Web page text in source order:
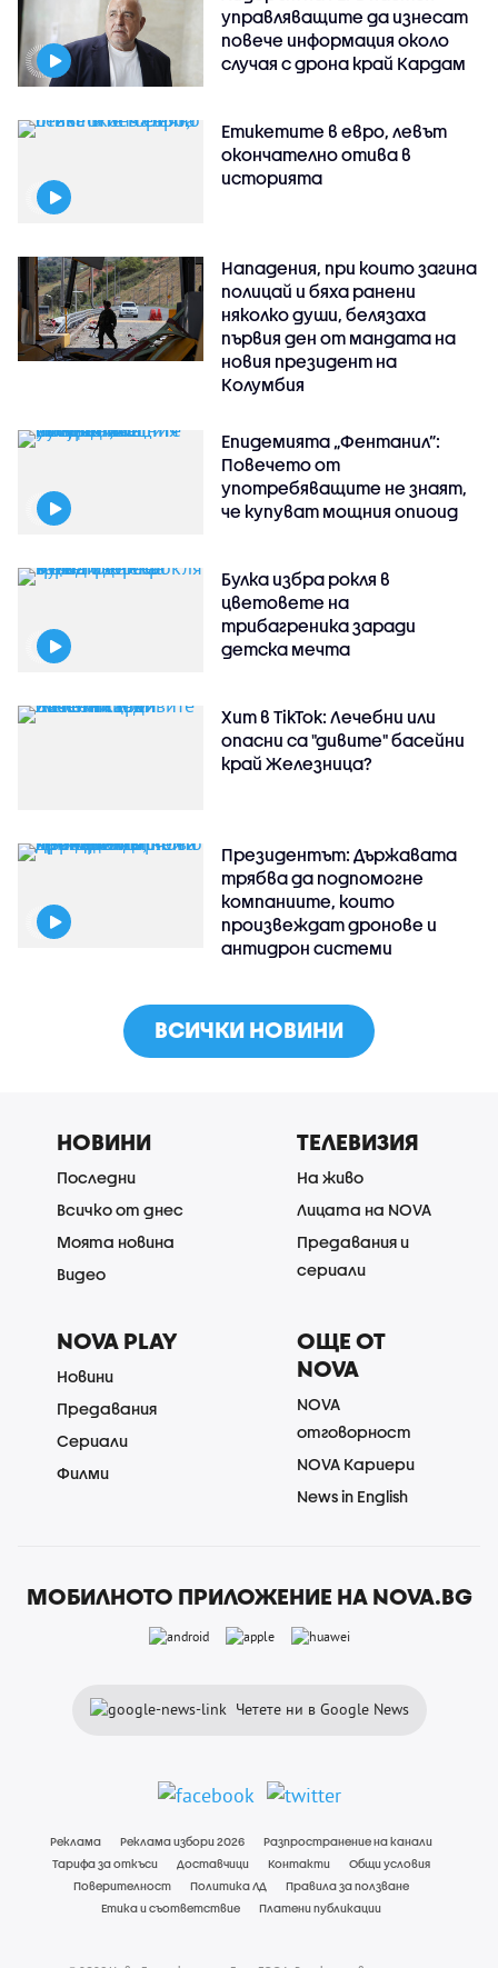
управляващите да изнесат
повече информация около
случая с дрона край Кардам
Етикетите в евро, левът
окончателно отива в
историята
Нападения, при които загина
полицай и бяха ранени
няколко души, белязаха
първия ден от мандата на
новия президент на
Колумбия
Епидемията „Фентанил”:
Повечето от
употребяващите не знаят,
че купуват мощния опиоид
Булка избра рокля в
цветовете на
трибагреника заради
детска мечта
Хит в TikTok: Лечебни или
опасни са "дивите" басейни
край Железница?
Президентът: Държавата
трябва да подпомогне
компаниите, които
произвеждат дронове и
антидрон системи
ВСИЧКИ НОВИНИ
НОВИНИ
Последни
Всичко от днес
Моята новина
Видео
ТЕЛЕВИЗИЯ
На живо
Лицата на NOVA
Предавания и
сериали
NOVA PLAY
Новини
Предавания
Сериали
Филми
ОЩЕ ОТ
NOVA
NOVA
отговорност
NOVA Кариери
News in English
МОБИЛНОТО ПРИЛОЖЕНИЕ НА NOVA.BG
Четете ни в Google News
Реклама Реклама избори 2026
Разпространение на канали
Тарифа за откъси
Доставчици Контакти
Общи условия
Поверителност
Политика ЛД
Правила за ползване
Етика и съответствие
Платени публикации